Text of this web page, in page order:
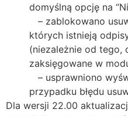
domyślną opcję na
– zablokowano
których istnieją
(niezależnie od tego,
zaksięgowane w
– usprawniono
przypadku błędu
Dla wersji 22.00